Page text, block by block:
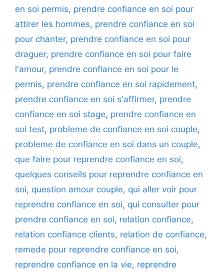
en soi permis, prendre confiance en soi pour
attirer les hommes, prendre confiance en soi
pour chanter, prendre confiance en soi pour
draguer, prendre confiance en soi pour faire
l'amour, prendre confiance en soi pour le
permis, prendre confiance en soi rapidement,
prendre confiance en soi s'affirmer, prendre
confiance en soi stage, prendre confiance en
soi test, probleme de confiance en soi couple,
probleme de confiance en soi dans un couple,
que faire pour reprendre confiance en soi,
quelques conseils pour reprendre confiance en
soi, question amour couple, qui aller voir pour
reprendre confiance en soi, qui consulter pour
prendre confiance en soi, relation confiance,
relation confiance clients, relation de confiance,
remede pour reprendre confiance en soi,
reprendre confiance en la vie, reprendre